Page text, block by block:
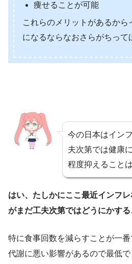
痩せることが可能
これらのメリットがあるから
になるならなおさらがちって
今の日本はイン
夫次第では健康
程度抑えること
はい、たしかにここ最近インフ
がまだ工夫次第ではどうにかする
特に食事回数を減らすことが一
代謝に悪い影響があるので最低